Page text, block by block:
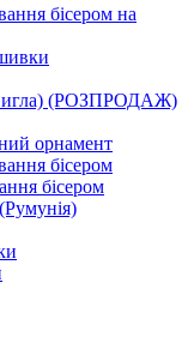
бісером на
игла) (РОЗПРОДАЖ)
орнамент
бісером
бісером